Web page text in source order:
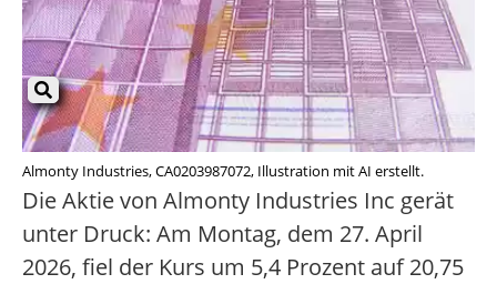
Almonty Industries, CA0203987072, Illustration mit AI erstellt.
Die Aktie von Almonty Industries Inc gerät
unter Druck: Am Montag, dem 27. April
2026, fiel der Kurs um 5,4 Prozent auf 20,75